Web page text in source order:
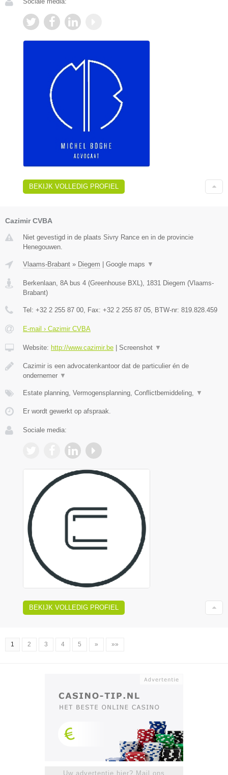
BEKIJK VOLLEDIG PROFIEL
Cazimir CVBA
Niet gevestigd in de plaats Sivry Rance en in de provincie
Henegouwen.
Vlaams-Brabant » Diegem | Google maps ▼
Berkenlaan, 8A bus 4 (Greenhouse BXL) 1831 Diegem (Vlaams-
Brabant)
Tel: +32 2 255 87 00 , Fax: +32 2 255 87 05 , BTW-nr: 819.828.459
E-mail › Cazimir CVBA
Website: http://www.cazimir.be | Screenshot ▼
Cazimir is een advocatenkantoor dat de particulier én de
ondernemer ▼
Estate planning, Vermogensplanning, Conflictbemiddeling, ▼
Er wordt gewerkt op afspraak.
Sociale media:
BEKIJK VOLLEDIG PROFIEL
1 2 3 4 5 » »»
Uw advertentie hier? Mail ons